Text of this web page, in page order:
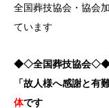
全国葬技協会・協会
ています
◆◇全国葬技協会
「故人様へ感謝と有
体です